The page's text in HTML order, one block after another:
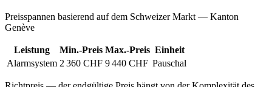
Preisspannen basierend auf dem Schweizer Markt — Kanton
Genève
Leistung Min.-Preis Max.-Preis Einheit
Alarmsystem 2 360 CHF 9 440 CHF Pauschal